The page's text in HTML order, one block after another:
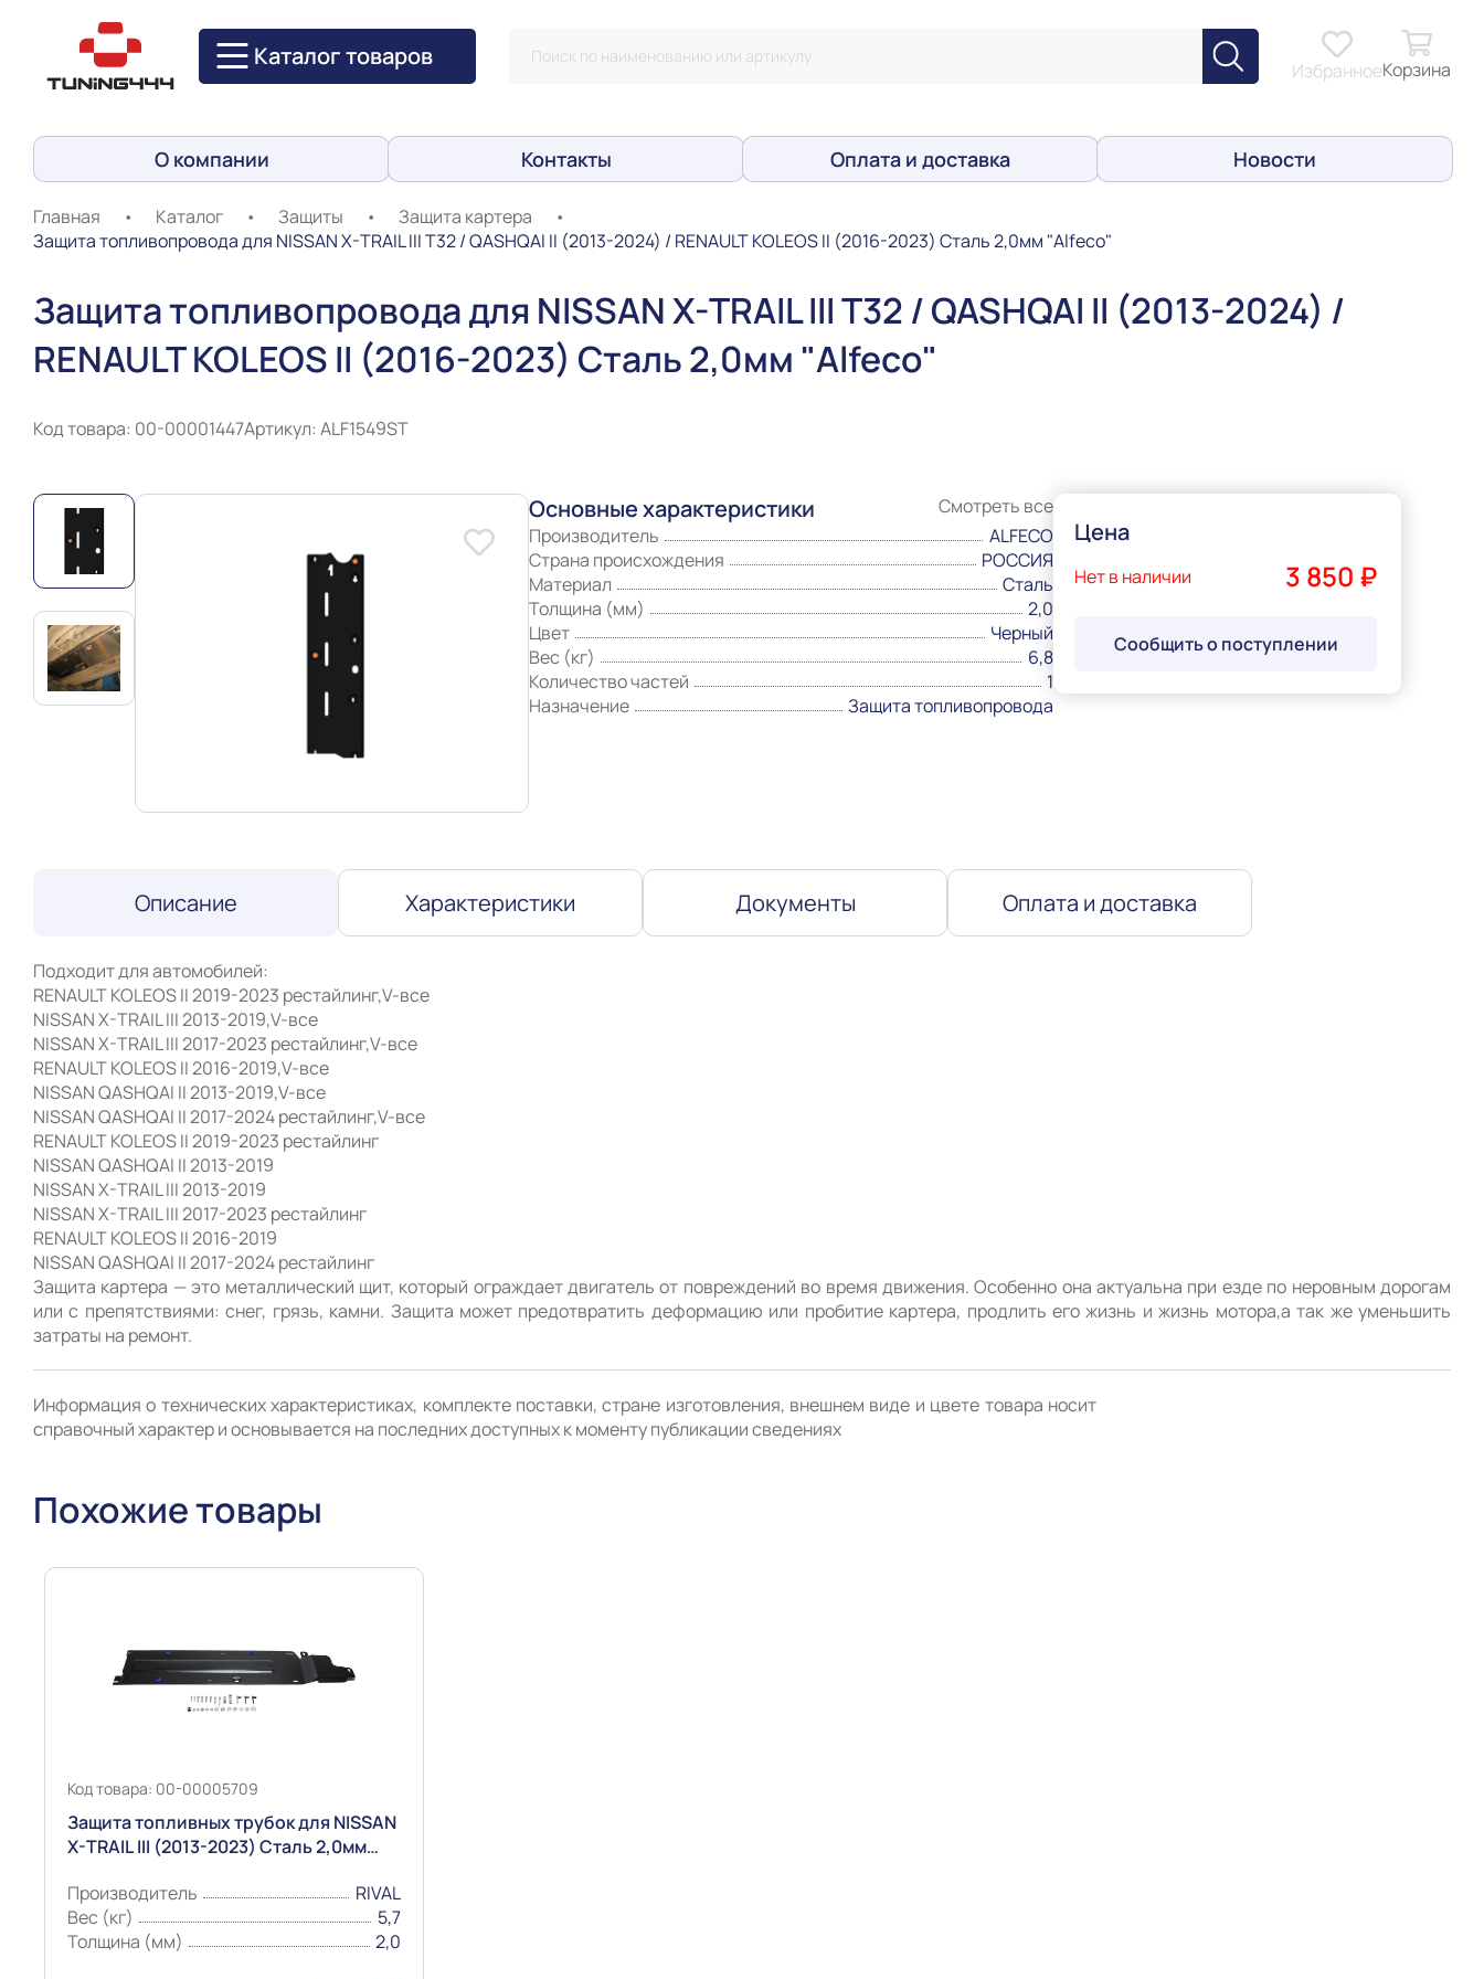
Каталог товаров ИзбранноеКорзина
О компании Контакты Оплата и доставка Новости
Главная • Каталог • Защиты • Защита картера
•
Защита топливопровода для NISSAN X-TRAIL III T32 / QASHQAI II (2013-2024) / RENAULT KOLEOS II (2016-2023) Сталь 2,0мм "Alfeco"
Защита топливопровода для NISSAN X-TRAIL III T32 / QASHQAI II (2013-2024) /
RENAULT KOLEOS II (2016-2023) Сталь 2,0мм "Alfeco"
Код товара: 00-00001447Артикул: ALF1549ST
Основные характеристики
Смотреть все
Производитель
ALFECO
Страна происхождения
РОССИЯ
Материал
Сталь
Толщина (мм)
2,0
Цвет
Черный
Вес (кг)
6,8
Количество частей
1
Назначение
Защита топливопровода
Цена
Нет в наличии 3 850 ₽
Сообщить о поступлении
Описание Характеристики Документы Оплата и доставка
Подходит для автомобилей:
RENAULT KOLEOS II 2019-2023 рестайлинг,V-все
NISSAN X-TRAIL III 2013-2019,V-все
NISSAN X-TRAIL III 2017-2023 рестайлинг,V-все
RENAULT KOLEOS II 2016-2019,V-все
NISSAN QASHQAI II 2013-2019,V-все
NISSAN QASHQAI II 2017-2024 рестайлинг,V-все
RENAULT KOLEOS II 2019-2023 рестайлинг
NISSAN QASHQAI II 2013-2019
NISSAN X-TRAIL III 2013-2019
NISSAN X-TRAIL III 2017-2023 рестайлинг
RENAULT KOLEOS II 2016-2019
NISSAN QASHQAI II 2017-2024 рестайлинг
Защита картера — это металлический щит, который ограждает двигатель от повреждений во время движения. Особенно она актуальна при езде по неровным дорогам
или с препятствиями: снег, грязь, камни. Защита может предотвратить деформацию или пробитие картера, продлить его жизнь и жизнь мотора,а так же уменьшить
Информация о технических характеристиках, комплекте поставки, стране изготовления, внешнем виде и цвете товара носит
справочный характер и основывается на последних доступных к моменту публикации сведениях
Похожие товары
Код товара: 00-00005709
Защита топливных трубок для NISSAN
X-TRAIL III (2013-2023) Сталь 2,0мм
Производитель
RIVAL
Вес (кг)
5,7
Толщина (мм)
2,0